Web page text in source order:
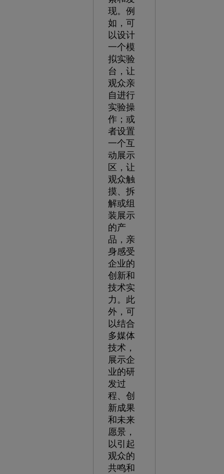
现。例
如，可
以设计
一个模
拟实验
台，让
观众亲
自进行
实验操
作；或
者设置
一个互
动展示
区，让
观众触
摸、拆
解或组
装展示
的产
品，亲
身感受
企业的
创新和
技术实
力。此
外，可
以结合
多媒体
技术，
展示企
业的研
发过
程、创
新成果
和未来
愿景，
以引起
观众的
共鸣和